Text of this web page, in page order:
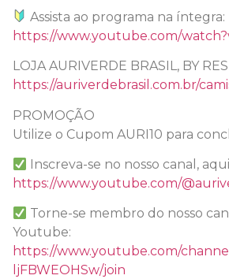
Assista ao programa na íntegra:
https://www.youtube.com/
LOJA AURIVERDE BRASIL, BY
https://auriverdebrasil.com.br/
PROMOÇÃO
Utilize o Cupom AURI10 para
Inscreva-se no nosso canal,
https://www.youtube.com/
Torne-se membro do nosso
Youtube:
https://www.youtube.com/
ljFBWEOHSw/join